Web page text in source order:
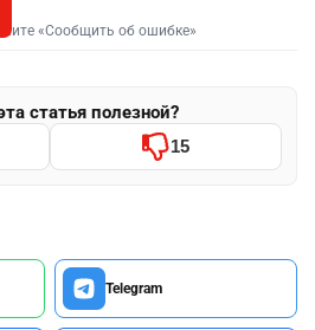
«Сообщить об ошибке»
статья полезной?
15
Telegram